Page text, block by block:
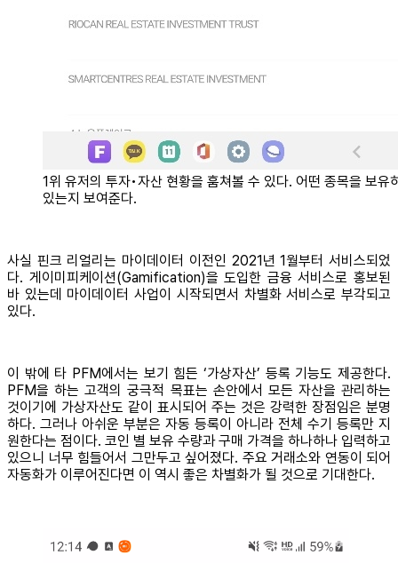
1위 유저의 투자•자산 현황을 훔쳐볼 수 있다. 어떤 종목을 보유
있는지 보여준다.
사실 핀크 리얼리는 마이데이터 이전인 2021년 1월부터 서비스되었
다. 게이미피케이션(Gamification)을 도입한 금융 서비스로 홍보된
바 있는데 마이데이터 사업이 시작되면서 차별화 서비스로 부각되고
있다.
이 밖에 타 PFM에서는 보기 힘든 ‘가상자산’ 등록 기능도 제공한다.
PFM을 하는 고객의 궁극적 목표는 손안에서 모든 자산을 관리하는
것이기에 가상자산도 같이 표시되어 주는 것은 강력한 장점임은 분명
하다. 그러나 아쉬운 부분은 자동 등록이 아니라 전체 수기 등록만 지
원한다는 점이다. 코인 별 보유 수량과 구매 가격을 하나하나 입력하고
있으니 너무 힘들어서 그만두고 싶어졌다. 주요 거래소와 연동이 되어
자동화가 이루어진다면 이 역시 좋은 차별화가 될 것으로 기대한다.